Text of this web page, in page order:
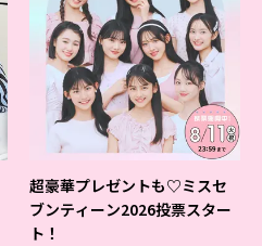
超豪華プレゼントも♡ミスセ
ブンティーン2026投票スター
ト！